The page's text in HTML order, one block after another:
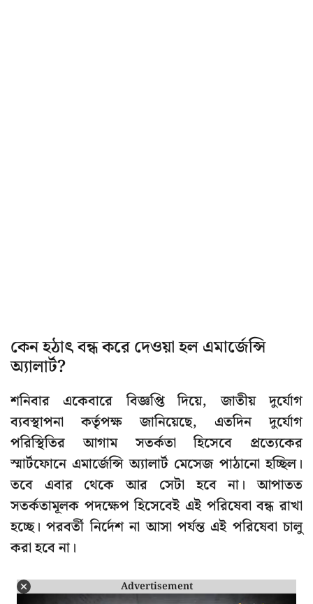
কেন হঠাৎ বন্ধ করে দেওয়া হল এমার্জেন্সি
অ্যালার্ট?
শনিবার একেবারে বিজ্ঞপ্তি দিয়ে, জাতীয় দুর্যোগ
ব্যবস্থাপনা কর্তৃপক্ষ জানিয়েছে, এতদিন দুর্যোগ
পরিস্থিতির আগাম সতর্কতা হিসেবে প্রত্যেকের
স্মার্টফোনে এমার্জেন্সি অ্যালার্ট মেসেজ পাঠানো হচ্ছিল।
তবে এবার থেকে আর সেটা হবে না। আপাতত
সতর্কতামূলক পদক্ষেপ হিসেবেই এই পরিষেবা বন্ধ রাখা
হচ্ছে। পরবর্তী নির্দেশ না আসা পর্যন্ত এই পরিষেবা চালু
করা হবে না।
Advertisement